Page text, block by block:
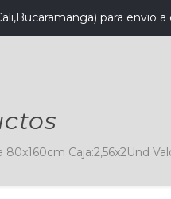
para envio
80x160cm Caja:2,56x2Und